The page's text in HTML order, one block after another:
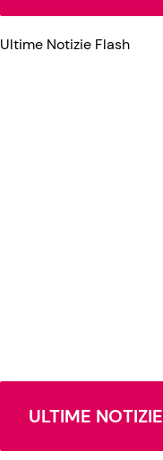
Ultime Notizie Flash
ULTIME NOTIZIE